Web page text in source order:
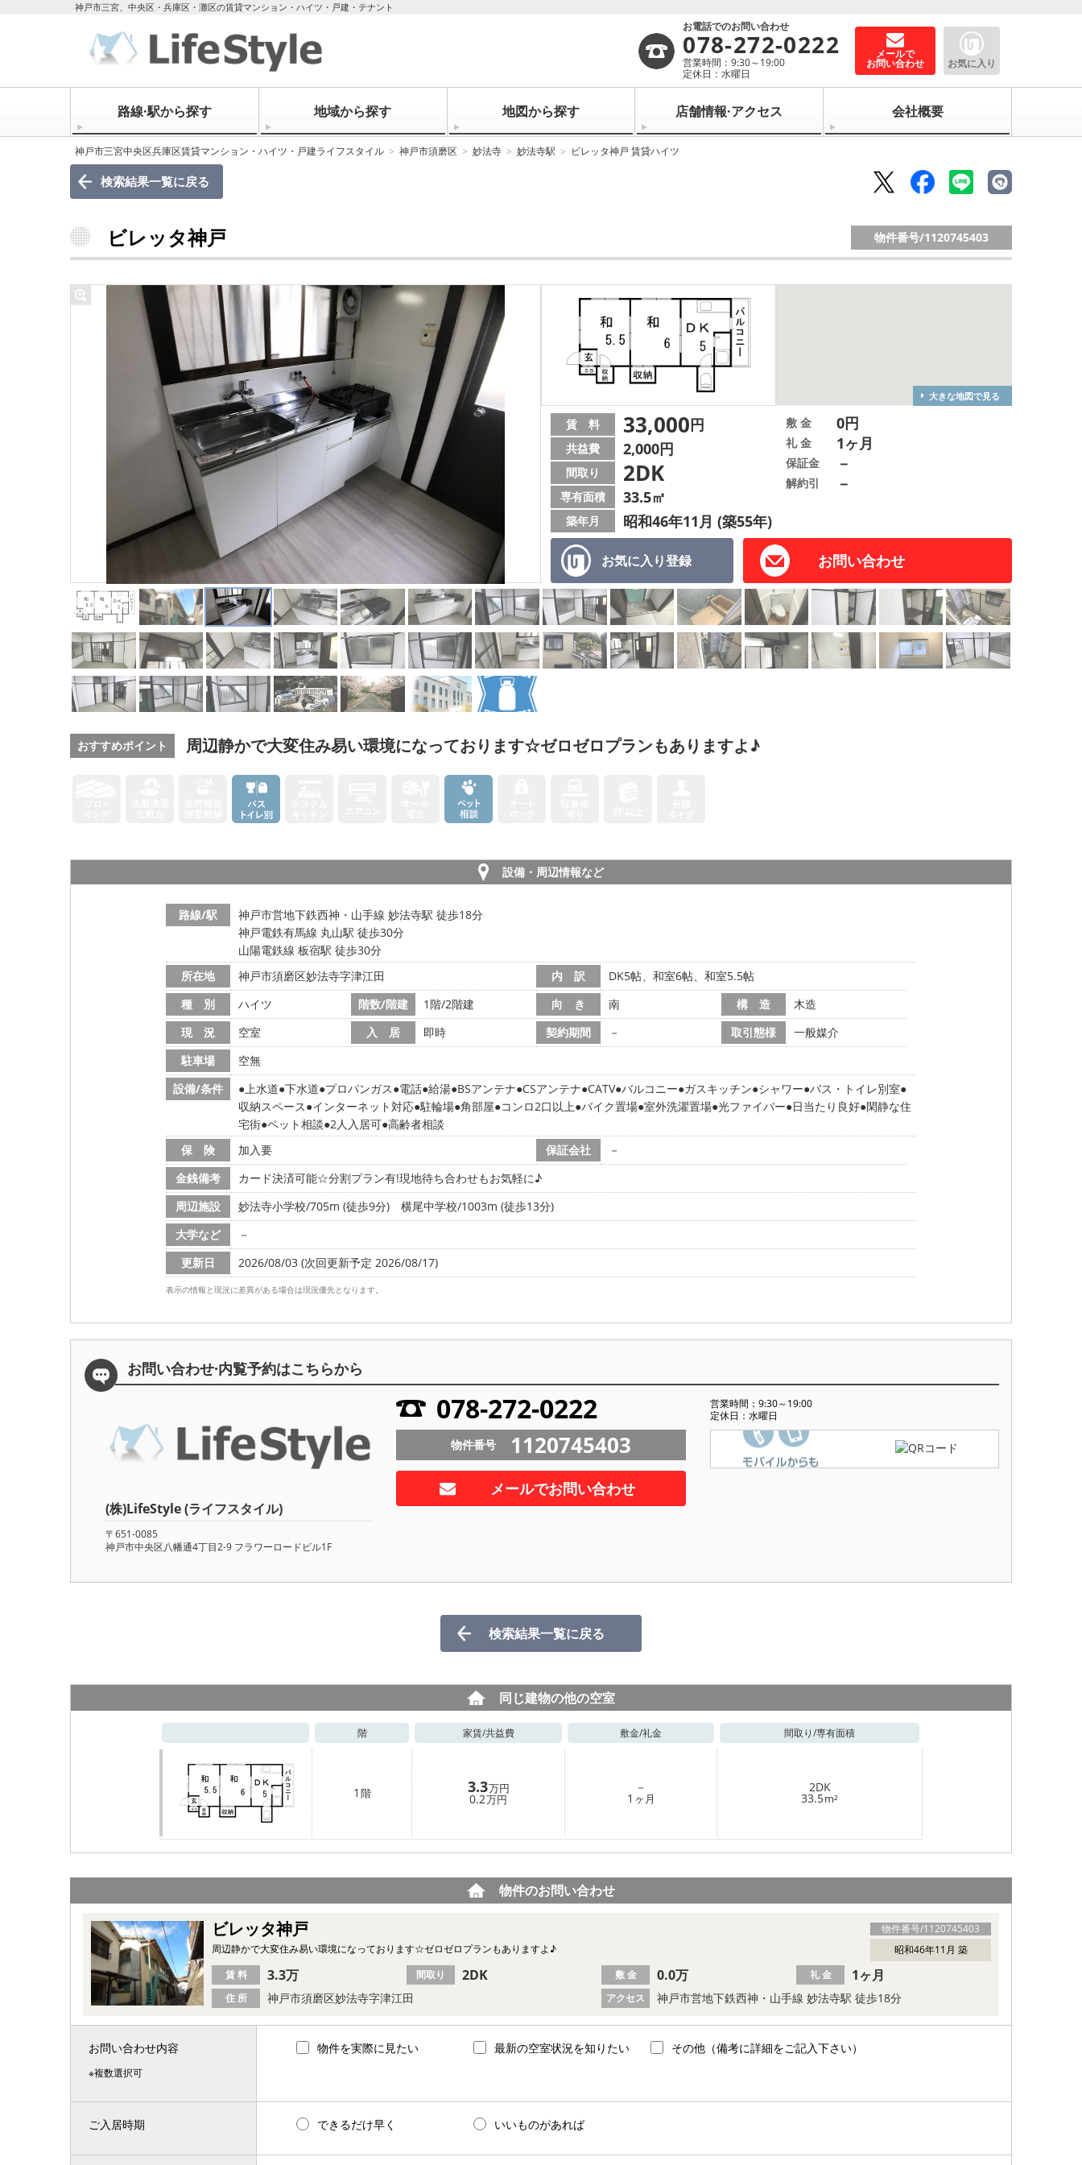
神戸市三宮、中央区・兵庫区・灘区の賃貸マンション・ハイツ・戸建・テナント
お電話でのお問い合わせ
078-272-0222
営業時間：9:30～19:00
定休日：水曜日
メールで
お問い合わせ お気に入り
路線·駅から探す 地域から探す 地図から探す 店舗情報·アクセス 会社概要
神戸市三宮中央区兵庫区賃貸マンション・ハイツ・戸建ライフスタイル 神戸市須磨区 妙法寺 妙法寺駅 ビレッタ神戸 賃貸ハイツ
検索結果一覧に戻る
ビレッタ神戸 物件番号/1120745403
大きな地図で見る
お気に入り登録 お問い合わせ
賃 料 33,000円
共益費 2,000円
間取り 2DK
専有面積 33.5㎡
築年月 昭和46年11月 (築55年)
敷 金 0円
礼 金 1ヶ月
保証金 －
解約引 －
おすすめポイント 周辺静かで大変住み易い環境になっております☆ゼロゼロプランもありますよ♪
設備・周辺情報など
路線/駅
神戸市営地下鉄西神・山手線 妙法寺駅 徒歩18分
神戸電鉄有馬線 丸山駅 徒歩30分
山陽電鉄線 板宿駅 徒歩30分
所在地
神戸市須磨区妙法寺字津江田 内 訳
DK5帖、和室6帖、和室5.5帖
種 別
ハイツ 階数/階建 1階/2階建 向 き 南 構 造
木造
現 況
空室 入 居 即時 契約期間 － 取引態様
一般媒介
駐車場
空無
設備/条件
上水道 下水道 プロパンガス 電話 給湯 BSアンテナ CSアンテナ CATV バルコニー ガスキッチン シャワー バス・トイレ別室
収納スペース インターネット対応 駐輪場 角部屋 コンロ2口以上 バイク置場 室外洗濯置場 光ファイバー 日当たり良好 閑静な住
宅街 ペット相談 2人入居可 高齢者相談
保 険
加入要 保証会社
－
金銭備考
カード決済可能☆分割プラン有!現地待ち合わせもお気軽に♪
周辺施設
妙法寺小学校/705m (徒歩9分)
横尾中学校/1003m (徒歩13分)
大学など
－
更新日
2026/08/03 (次回更新予定 2026/08/17)
表示の情報と現況に差異がある場合は現況優先となります。
お問い合わせ·内覧予約はこちらから
(株)LifeStyle (ライフスタイル)
〒651-0085
神戸市中央区八幡通4丁目2-9 フラワーロードビル1F
078-272-0222
営業時間：9:30～19:00
定休日：水曜日
物件番号 1120745403
メールでお問い合わせ
検索結果一覧に戻る
同じ建物の他の空室
階 家賃/共益費 敷金/礼金 間取り/専有面積
1 階 3.3万円
0.2万円
－
1 ヶ月
2DK
33.5m²
物件のお問い合わせ
物件番号/1120745403
ビレッタ神戸
昭和46年11月 築
周辺静かで大変住み易い環境になっております☆ゼロゼロプランもありますよ♪
住 所 神戸市須磨区妙法寺字津江田 アクセス 神戸市営地下鉄西神・山手線 妙法寺駅 徒歩18分
賃 料 3.3万 間取り 2DK 敷 金 0.0万 礼 金 1ヶ月
お問い合わせ内容
※複数選択可
物件を実際に見たい 最新の空室状況を知りたい その他（備考に詳細をご記入下さい）
ご入居時期 できるだけ早く いいものがあれば